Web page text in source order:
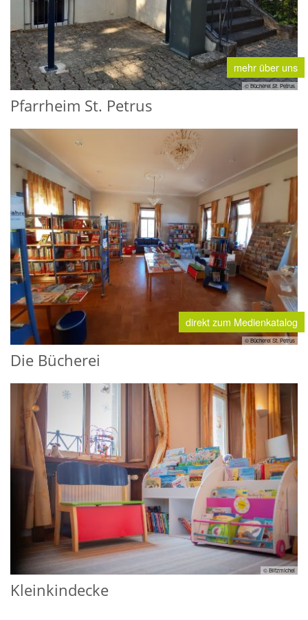
mehr über uns
© Bücherei St. Petrus
Pfarrheim St. Petrus
direkt zum Medienkatalog
© Bücherei St. Petrus
Die Bücherei
© Blitzmichel
Kleinkindecke